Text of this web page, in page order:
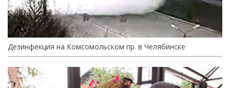
Дезинфекция на Комсомольском пр. в Челябинске